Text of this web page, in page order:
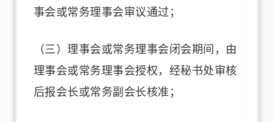
事会或常务理事会审议通过；
（三）理事会或常务理事会闭会期间，由
理事会或常务理事会授权，经秘书处审核
后报会长或常务副会长核准；